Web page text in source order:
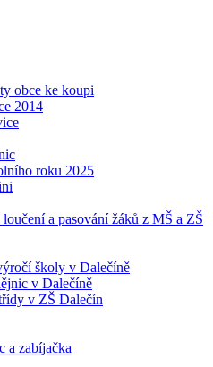
obce ke koupi
2014
roku 2025
a pasování žáků z MŠ a ZŠ
školy v Dalečíně
v Dalečíně
v ZŠ Dalečín
a zabíjačka